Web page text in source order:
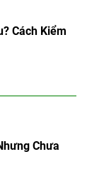
Cách Kiểm
Chưa